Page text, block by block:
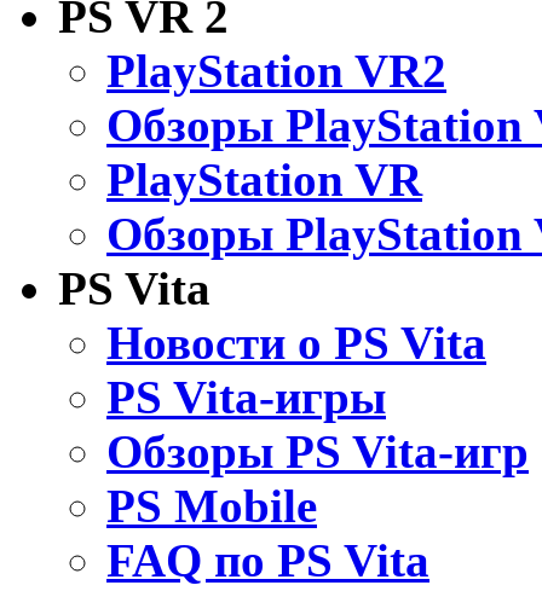
PS VR 2
PlayStation VR2
Обзоры PlayStation
PlayStation VR
Обзоры PlayStation
PS Vita
Новости о PS Vita
PS Vita-игры
Обзоры PS Vita-игр
PS Mobile
FAQ по PS Vita